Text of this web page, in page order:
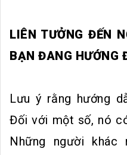
LIÊN TƯỞNG ĐẾN
BẠN ĐANG HƯỚNG
Lưu ý rằng hướng
Đối với một số, nó
Những người khác